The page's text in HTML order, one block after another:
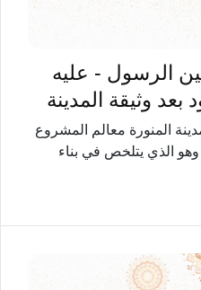
الرسول - عليه
بعد وثيقة المدينة
المنورة معالم المشروع
الذي يتلخص في بناء